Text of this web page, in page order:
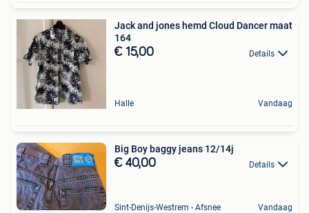
Jack and jones hemd Cloud Dancer maat
164
€ 15,00 Details
Halle Vandaag
Big Boy baggy jeans 12/14j
€ 40,00 Details
Sint-Denijs-Westrem - Afsnee Vandaag